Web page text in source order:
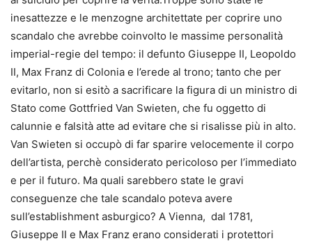
inesattezze e le menzogne architettate per coprire uno
scandalo che avrebbe coinvolto le massime personalità
imperial-regie del tempo: il defunto Giuseppe II, Leopoldo
II, Max Franz di Colonia e l’erede al trono; tanto che per
evitarlo, non si esitò a sacrificare la figura di un ministro di
Stato come Gottfried Van Swieten, che fu oggetto di
calunnie e falsità atte ad evitare che si risalisse più in alto.
Van Swieten si occupò di far sparire velocemente il corpo
dell’artista, perchè considerato pericoloso per l’immediato
e per il futuro. Ma quali sarebbero state le gravi
conseguenze che tale scandalo poteva avere
sull’establishment asburgico? A Vienna, dal 1781,
Giuseppe II e Max Franz erano considerati i protettori